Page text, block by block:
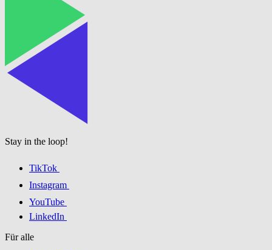
Stay in the loop!
TikTok
Instagram
YouTube
LinkedIn
Für alle